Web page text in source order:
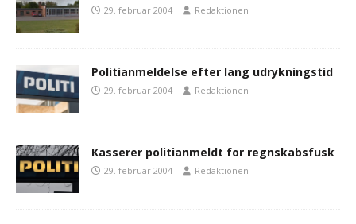
29. februar 2004 Redaktionen
Politianmeldelse efter lang udrykningstid
29. februar 2004 Redaktionen
Kasserer politianmeldt for regnskabsfusk
29. februar 2004 Redaktionen